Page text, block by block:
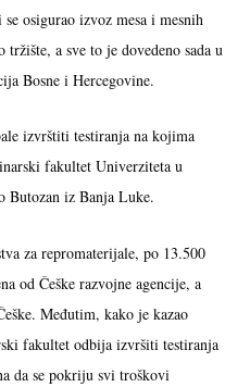
osigurao izvoz mesa i mesnih
a sve to je dovedeno sada u
Bosne i Hercegovine.
izvrštiti testiranja na kojima
fakultet Univerziteta u
Butozan iz Banja Luke.
za repromaterijale, po 13.500
od Češke razvojne agencije, a
Međutim, kako je kazao
fakultet odbija izvršiti testiranja
da se pokriju svi troškovi